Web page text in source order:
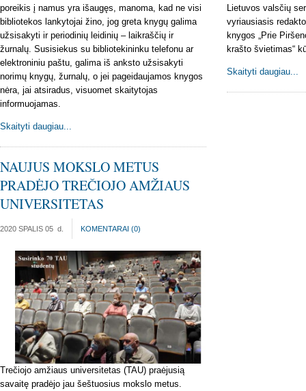
poreikis į namus yra išaugęs, manoma, kad ne visi
bibliotekos lankytojai žino, jog greta knygų galima
užsisakyti ir periodinių leidinių – laikraščių ir
žurnalų. Susisiekus su bibliotekininku telefonu ar
elektroniniu paštu, galima iš anksto užsisakyti
norimų knygų, žurnalų, o jei pageidaujamos knygos
nėra, jai atsiradus, visuomet skaitytojas
informuojamas.
Skaityti daugiau...
Lietuvos valsčių
vyriausiasis
knygos „Prie
krašto švietimas“
Skaityti daugiau...
NAUJUS MOKSLO METUS
PRADĖJO TREČIOJO AMŽIAUS
UNIVERSITETAS
2020 SPALIS 05 d. KOMENTARAI (0)
Trečiojo amžiaus universitetas (TAU) praėjusią
savaitę pradėjo jau šeštuosius mokslo metus.